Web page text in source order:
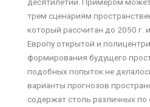
трем сценариям
который рассчитан до 2050 г.
Европу открытой и
формирования будущего
подобных попыток не
варианты прогнозов
содержат столь различных по